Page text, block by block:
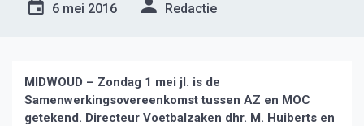
6 mei 2016 Redactie
MIDWOUD – Zondag 1 mei jl. is de
Samenwerkingsovereenkomst tussen AZ en MOC
getekend. Directeur Voetbalzaken dhr. M. Huiberts en